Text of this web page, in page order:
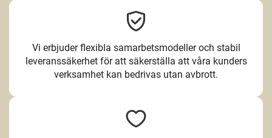
Vi erbjuder flexibla samarbetsmodeller och stabil
leveranssäkerhet för att säkerställa att våra kunders
verksamhet kan bedrivas utan avbrott.